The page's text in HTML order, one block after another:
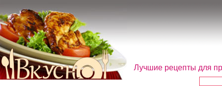
Лучшие рецепты для